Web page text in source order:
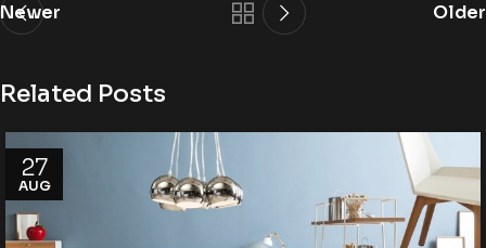
Newer Older
Related Posts
27
AUG